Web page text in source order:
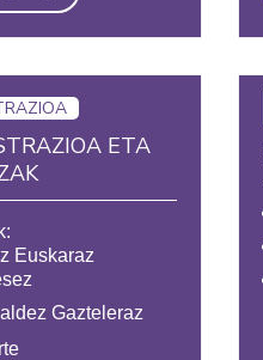
ETA
Euskaraz
Gazteleraz